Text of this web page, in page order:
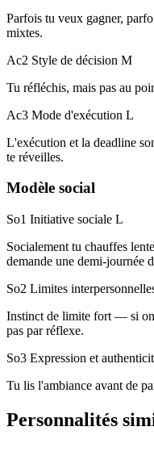
Parfois tu veux gagner,
mixtes.
Ac2 Style de décision M
Tu réfléchis, mais pas au
Ac3 Mode d'exécution L
L'exécution et la deadline
te réveilles.
Modèle social
So1 Initiative sociale L
Socialement tu chauffes
demande une demi-journée
So2 Limites
Instinct de limite fort — si
pas par réflexe.
So3 Expression et
Tu lis l'ambiance avant de
Personnalités